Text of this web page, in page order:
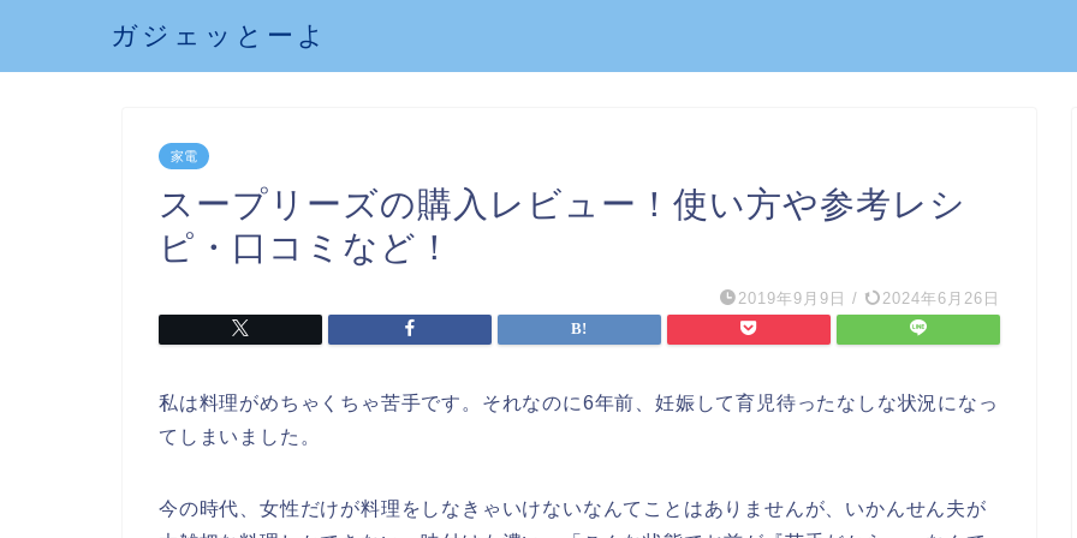
ガジェッとーよ
家電
スープリーズの購入レビュー！使い方や参考レシ
ピ・口コミなど！
2019年9月9日 / 2024年6月26日
私は料理がめちゃくちゃ苦手です。それなのに6年前、妊娠して育児待ったなしな状況になっ
てしまいました。
今の時代、女性だけが料理をしなきゃいけないなんてことはありませんが、いかんせん夫が